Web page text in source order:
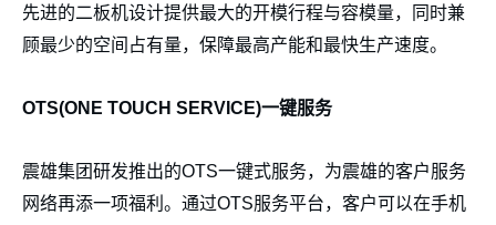
先进的二板机设计提供最大的开模行程与容模量，同时兼
顾最少的空间占有量，保障最高产能和最快生产速度。
OTS(ONE TOUCH SERVICE)一键服务
震雄集团研发推出的OTS一键式服务，为震雄的客户服务
网络再添一项福利。通过OTS服务平台，客户可以在手机